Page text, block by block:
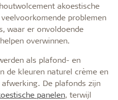
akoestische
problemen
waar er onvoldoende
overwinnen.
als plafond- en
de kleuren naturel crème en
De plafonds zijn
panelen, terwijl